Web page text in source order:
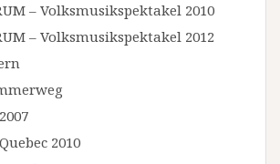
– Volksmusikspektakel 2010
– Volksmusikspektakel 2012
2010